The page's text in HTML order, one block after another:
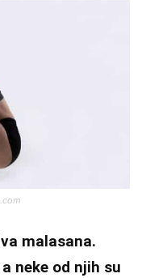
malasana.
neke od njih su